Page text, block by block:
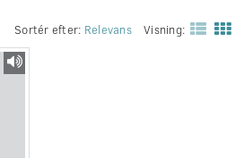
Sortér efter: Relevans Visning: